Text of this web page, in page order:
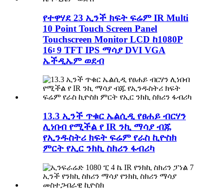
የተዋሃደ 23 ኢንች ክፍት ፍሬም IR Multi
10 Point Touch Screen Panel
Touchscreen Monitor LCD ከ1080P
16፡ 9 TFT IPS ማሳያ DVI VGA
ኤችዲኤም ወደብ
13.3 ኢንች ጥቁር ኤልሲዲ የፀሐይ ብርሃን
ሊነበብ የሚችል የ IR ንኪ ማሳያ ብጁ
የኢንዱስትሪ ክፍት ፍሬም የራስ ኪዮስክ
ምርት የኢር ንክኪ ስክሪን ፋብሪካ